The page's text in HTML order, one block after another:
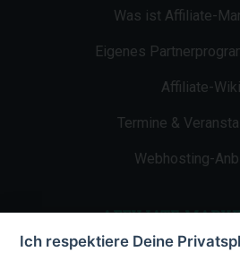
Was ist Affiliate-
Eigenes
Affiliate-Wiki
Termine &
Webhosting-
AFFILIATE-
Ich respektiere Deine